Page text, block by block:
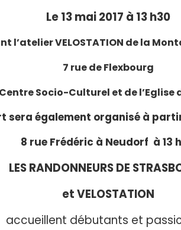
Le 13 mai 2017 à 13 h30
l’atelier VELOSTATION de la
7 rue de Flexbourg
Socio-Culturel et de l’Eglise
sera également organisé à
8 rue Frédéric à Neudorf à 13
LES RANDONNEURS DE
et VELOSTATION
accueillent débutants et